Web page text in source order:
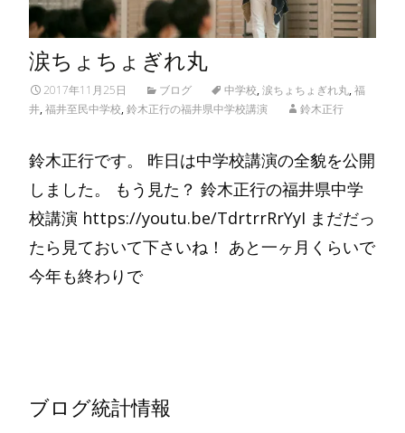
涙ちょちょぎれ丸
2017年11月25日 ブログ 中学校,涙ちょちょぎれ丸,福
井,福井至民中学校,鈴木正行の福井県中学校講演 鈴木正行
鈴木正行です。 昨日は中学校講演の全貌を公開
しました。 もう見た？ 鈴木正行の福井県中学
校講演 https://youtu.be/TdrtrrRrYyI まだだっ
たら見ておいて下さいね！ あと一ヶ月くらいで
今年も終わりで
ブログ統計情報